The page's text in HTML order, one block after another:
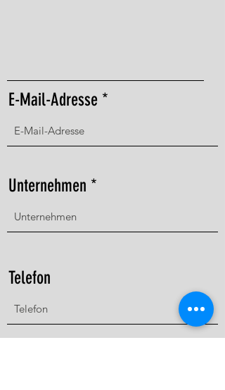
E-Mail-Adresse
Unternehmen
Telefon